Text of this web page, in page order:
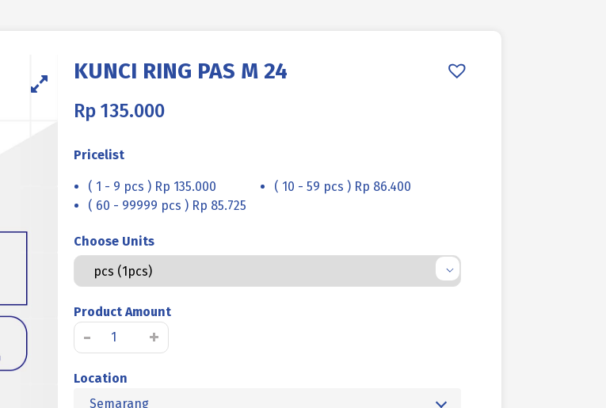
KUNCI RING PAS M 24
Rp 135.000
Pricelist
( 1 - 9 pcs ) Rp 135.000
( 10 - 59 pcs ) Rp 86.400
( 60 - 99999 pcs ) Rp 85.725
Choose Units
Product Amount
-
Kuantitas
KUNCI
RING
+
Location
Semarang